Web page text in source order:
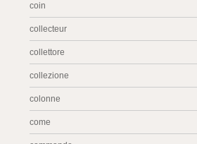
coin
collecteur
collettore
collezione
colonne
come